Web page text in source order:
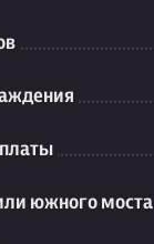
южного моста